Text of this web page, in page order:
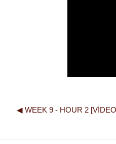
◀︎ WEEK 9 - HOUR 2